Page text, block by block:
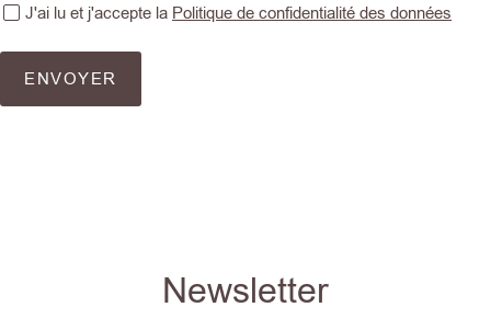
J'ai lu et j'accepte la Politique de confidentialité des données
ENVOYER
Newsletter